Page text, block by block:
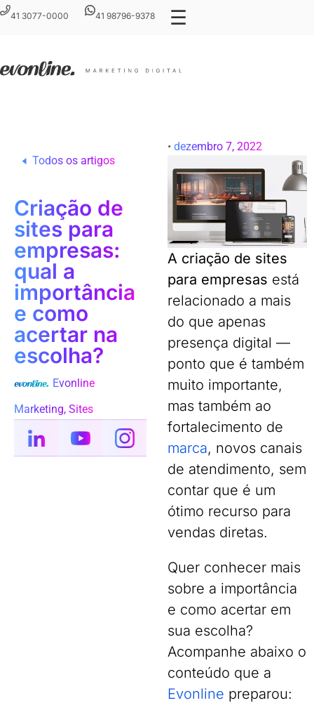
41 3077-0000 41 98796-9378 ☰
Todos os artigos
Criação de
sites para
empresas:
qual a
importância
e como
acertar na
escolha?
Evonline
Marketing, Sites
• dezembro 7, 2022
A criação de sites
para empresas está
relacionado a mais
do que apenas
presença digital —
ponto que é também
muito importante,
mas também ao
fortalecimento de
marca, novos canais
de atendimento, sem
contar que é um
ótimo recurso para
vendas diretas.
Quer conhecer mais
sobre a importância
e como acertar em
sua escolha?
Acompanhe abaixo o
conteúdo que a
Evonline preparou: